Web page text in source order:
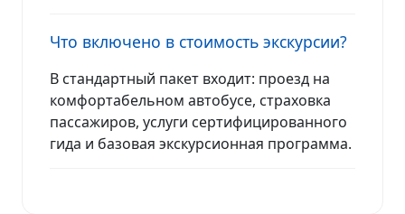
Что включено в стоимость экскурсии?
В стандартный пакет входит: проезд на
комфортабельном автобусе, страховка
пассажиров, услуги сертифицированного
гида и базовая экскурсионная программа.